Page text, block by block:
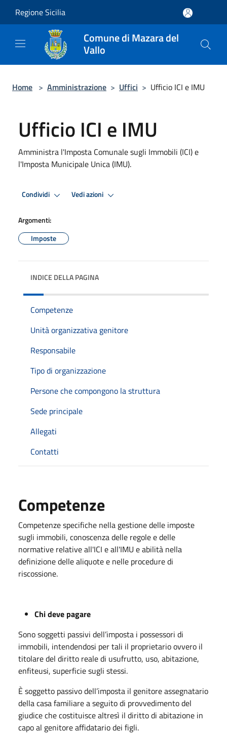
Regione Sicilia
Comune di Mazara del
Vallo
Home > Amministrazione > Uffici > Ufficio ICI e IMU
Ufficio ICI e IMU
Amministra l'Imposta Comunale sugli Immobili (ICI) e
l'Imposta Municipale Unica (IMU).
Condividi Vedi azioni
Argomenti:
Imposte
INDICE DELLA PAGINA
Competenze
Unità organizzativa genitore
Responsabile
Tipo di organizzazione
Persone che compongono la struttura
Sede principale
Allegati
Contatti
Competenze
Competenze specifiche nella gestione delle imposte
sugli immobili, conoscenza delle regole e delle
normative relative all'ICI e all'IMU e abilità nella
definizione delle aliquote e nelle procedure di
riscossione.
Chi deve pagare
Sono soggetti passivi dell’imposta i possessori di
immobili, intendendosi per tali il proprietario ovvero il
titolare del diritto reale di usufrutto, uso, abitazione,
enfiteusi, superficie sugli stessi.
È soggetto passivo dell’imposta il genitore assegnatario
della casa familiare a seguito di provvedimento del
giudice che costituisce altresì il diritto di abitazione in
capo al genitore affidatario dei figli.